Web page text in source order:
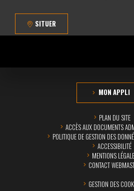
SITUER
MON APPLI
PLAN DU SITE
ACCÈS AUX DOCUMENTS
POLITIQUE DE GESTION DES
ACCESSIBILITÉ
MENTIONS
CONTACT
GESTION DES